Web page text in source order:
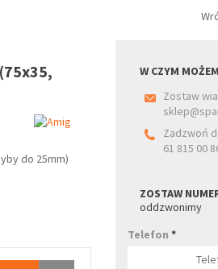
do 25mm)
W CZYM
Zostaw
Zadzwoń
61 815 00
ZOSTAW
oddzwonimy
Telefon*